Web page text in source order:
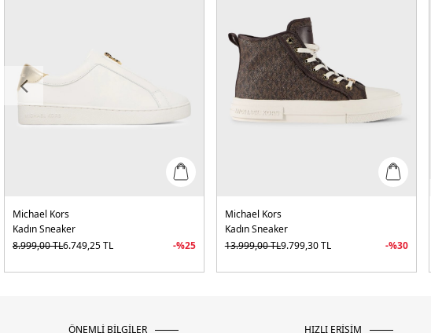
Michael Kors
Kadın Sneaker
8.999,00TL6.749,25TL -%25
Michael Kors
Kadın Sneaker
13.999,00TL9.799,30TL -%30
ÖNEMLİ BİLGİLER HIZLI ERİŞİM